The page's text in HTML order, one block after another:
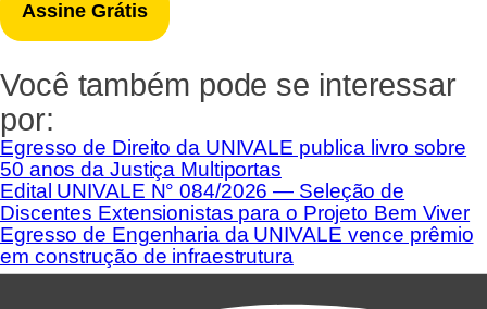
Você também pode se interessar
por:
Egresso de Direito da UNIVALE publica livro sobre
50 anos da Justiça Multiportas
Edital UNIVALE N° 084/2026 — Seleção de
Discentes Extensionistas para o Projeto Bem Viver
Egresso de Engenharia da UNIVALE vence prêmio
em construção de infraestrutura